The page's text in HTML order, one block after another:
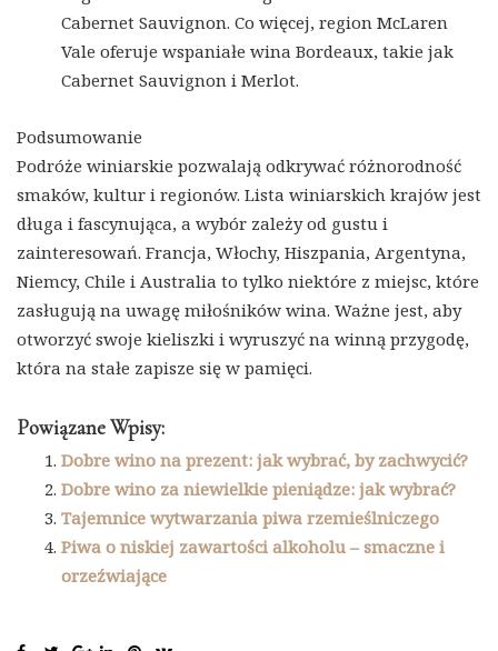
Cabernet Sauvignon. Co więcej, region McLaren
Vale oferuje wspaniałe wina Bordeaux, takie jak
Cabernet Sauvignon i Merlot.
Podsumowanie
Podróże winiarskie pozwalają odkrywać różnorodność
smaków, kultur i regionów. Lista winiarskich krajów jest
długa i fascynująca, a wybór zależy od gustu i
zainteresowań. Francja, Włochy, Hiszpania, Argentyna,
Niemcy, Chile i Australia to tylko niektóre z miejsc, które
zasługują na uwagę miłośników wina. Ważne jest, aby
otworzyć swoje kieliszki i wyruszyć na winną przygodę,
która na stałe zapisze się w pamięci.
Powiązane Wpisy:
Dobre wino na prezent: jak wybrać, by zachwycić?
Dobre wino za niewielkie pieniądze: jak wybrać?
Tajemnice wytwarzania piwa rzemieślniczego
Piwa o niskiej zawartości alkoholu – smaczne i
orzeźwiające